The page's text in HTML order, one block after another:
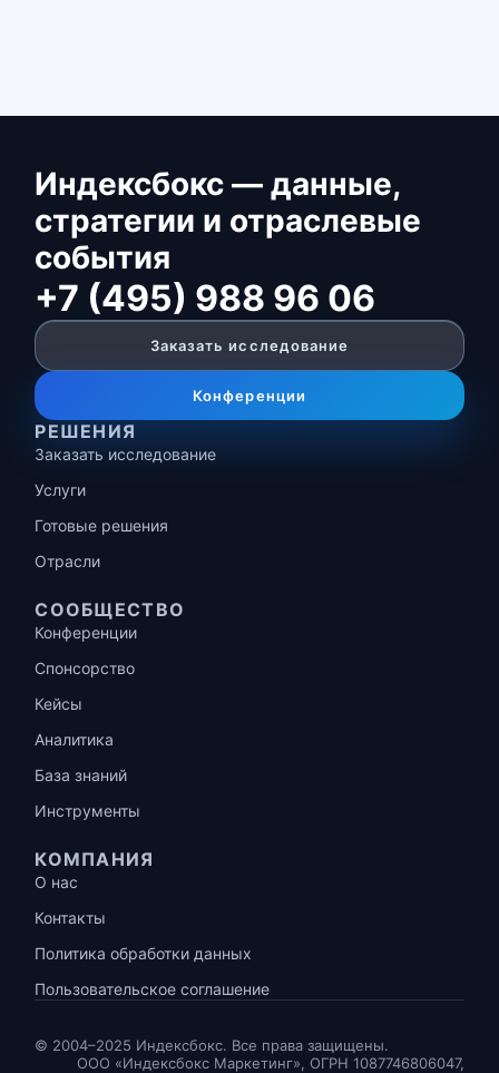
Индексбокс — данные,
стратегии и отраслевые
события
+7 (495) 988 96 06
Заказать исследование
Конференции
РЕШЕНИЯ
Заказать исследование
Услуги
Готовые решения
Отрасли
СООБЩЕСТВО
Конференции
Спонсорство
Кейсы
Аналитика
База знаний
Инструменты
КОМПАНИЯ
О нас
Контакты
Политика обработки данных
Пользовательское соглашение
© 2004–2025 Индексбокс. Все права защищены.
ООО «Индексбокс Маркетинг», ОГРН 1087746806047,